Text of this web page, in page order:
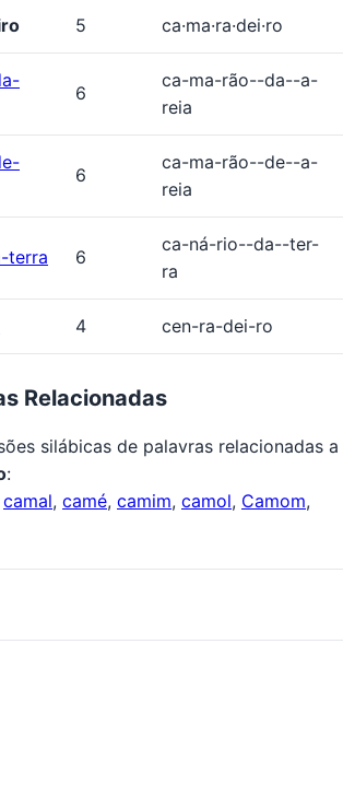
5 ca·ma·ra·dei·ro
6
ca-ma-rão--da--a-
reia
6
ca-ma-rão--de--a-
reia
terra 6
ca-ná-rio--da--ter-
ra
4 cen-ra-dei-ro
Relacionadas
silábicas de palavras relacionadas a
:
camal, camé, camim, camol, Camom,